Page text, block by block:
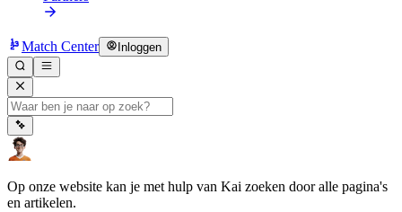
Match Center Inloggen
Op onze website kan je met hulp van Kai zoeken door alle pagina's
en artikelen.